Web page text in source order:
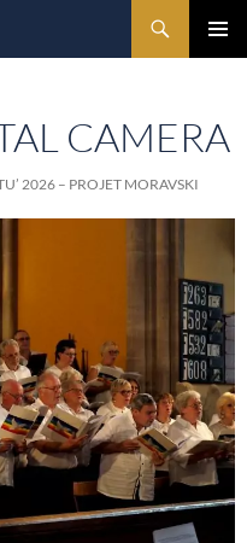
CAMERA
2026 – PROJET MORAVSKI